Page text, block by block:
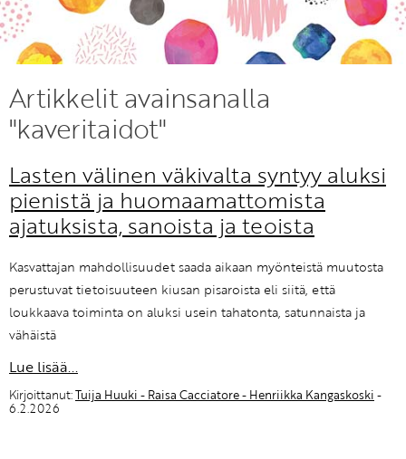
Unohtuiko salasana?
KIRJAUDU SISÄÄN
Etkö ole vielä Varhaiskasvatuksen Tietopalvelun
jäsen?
Artikkelit avainsanalla
"kaveritaidot"
Lasten välinen väkivalta syntyy aluksi
pienistä ja huomaamattomista
ajatuksista, sanoista ja teoista
Kasvattajan mahdollisuudet saada aikaan myönteistä muutosta
perustuvat tietoisuuteen kiusan pisaroista eli siitä, että
loukkaava toiminta on aluksi usein tahatonta, satunnaista ja
vähäistä
Lue lisää...
Kirjoittanut:Tuija Huuki - Raisa Cacciatore - Henriikka Kangaskoski -
6.2.2026